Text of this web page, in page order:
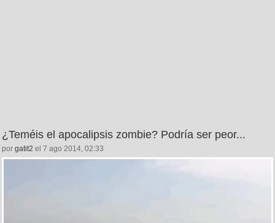
¿Teméis el apocalipsis zombie? Podría ser peor...
por gatit2 el 7 ago 2014, 02:33